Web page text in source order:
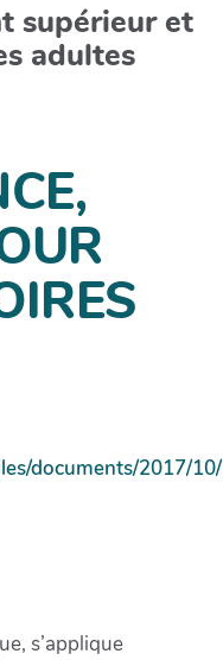
supérieur et
adultes
documents/2017/
s’applique